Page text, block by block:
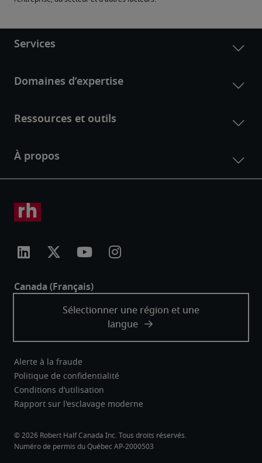
Alerte à la fraude
Politique de confidentialité
Conditions d’utilisation
Rapport sur l'esclavage moderne
Robert Half Canada Inc. Tous droits réservés.